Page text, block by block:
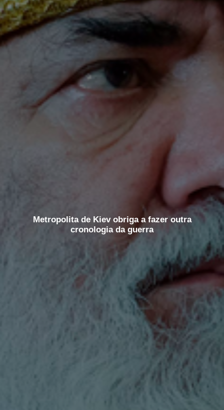
Metropolita de Kiev obriga a fazer outra
cronologia da guerra